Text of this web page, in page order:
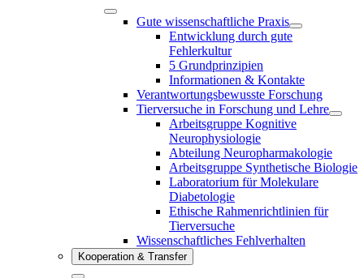
Gute wissenschaftliche Praxis
Entwicklung durch gute
Fehlerkultur
5 Grundprinzipien
Informationen & Kontakte
Verantwortungsbewusste Forschung
Tierversuche in Forschung und Lehre
Arbeitsgruppe Kognitive
Neurophysiologie
Abteilung Neuropharmakologie
Arbeitsgruppe Synthetische Biologie
Laboratorium für Molekulare
Diabetologie
Ethische Rahmenrichtlinien für
Tierversuche
Wissenschaftliches Fehlverhalten
Kooperation & Transfer